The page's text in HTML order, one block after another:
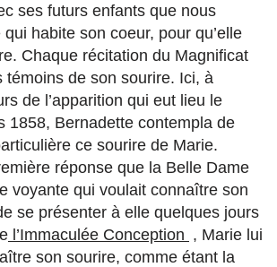
ses futurs enfants que nous
habite son coeur, pour qu’elle
Chaque récitation du Magnificat
témoins de son sourire. Ici, à
de l’apparition qui eut lieu le
1858, Bernadette contempla de
ce sourire de Marie.
réponse que la Belle Dame
voyante qui voulait connaître son
se présenter à elle quelques jours
l’Immaculée Conception , Marie lui
son sourire, comme étant la